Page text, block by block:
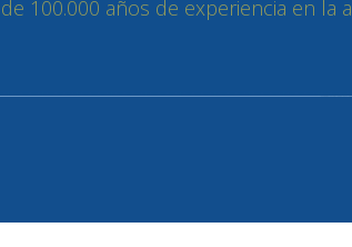
100.000 años de experiencia en la